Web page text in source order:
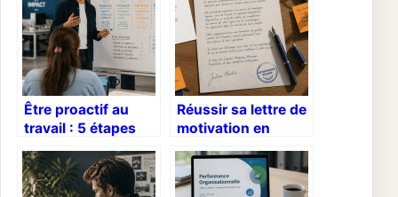
Être proactif au
travail : 5 étapes
pour anticiper, agir
et booster sa
carrière
Réussir sa lettre de
motivation en
reconversion :
transformer son
parcours en atout